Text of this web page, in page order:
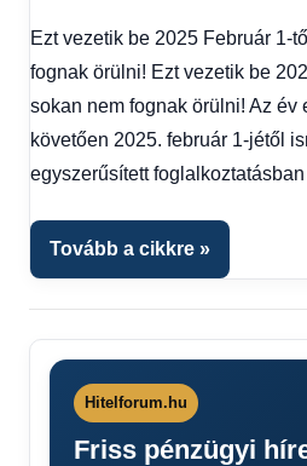
Hírek ,
Hírek
1
kézből
Ezt vezetik be 2025 Február 1-
fognak örülni! Ezt vezetik be
sokan nem fognak örülni! Az év
követően 2025. február 1-jétől
egyszerűsített foglalkoztatásban
Tovább a cikkre
Hitelforum.hu
Friss pénzügyi